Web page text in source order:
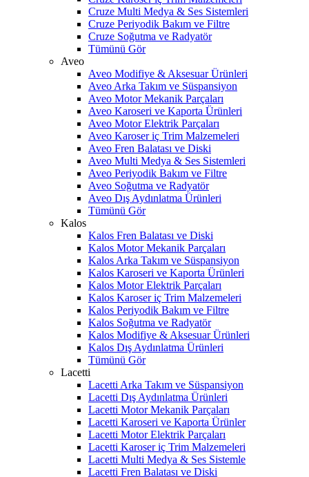
Cruze Multi Medya & Ses Sistemleri
Cruze Periyodik Bakım ve Filtre
Cruze Soğutma ve Radyatör
Tümünü Gör
Aveo
Aveo Modifiye & Aksesuar Ürünleri
Aveo Arka Takım ve Süspansiyon
Aveo Motor Mekanik Parçaları
Aveo Karoseri ve Kaporta Ürünleri
Aveo Motor Elektrik Parçaları
Aveo Karoser iç Trim Malzemeleri
Aveo Fren Balatası ve Diski
Aveo Multi Medya & Ses Sistemleri
Aveo Periyodik Bakım ve Filtre
Aveo Soğutma ve Radyatör
Aveo Dış Aydınlatma Ürünleri
Tümünü Gör
Kalos
Kalos Fren Balatası ve Diski
Kalos Motor Mekanik Parçaları
Kalos Arka Takım ve Süspansiyon
Kalos Karoseri ve Kaporta Ürünleri
Kalos Motor Elektrik Parçaları
Kalos Karoser iç Trim Malzemeleri
Kalos Periyodik Bakım ve Filtre
Kalos Soğutma ve Radyatör
Kalos Modifiye & Aksesuar Ürünleri
Kalos Dış Aydınlatma Ürünleri
Tümünü Gör
Lacetti
Lacetti Arka Takım ve Süspansiyon
Lacetti Dış Aydınlatma Ürünleri
Lacetti Motor Mekanik Parçaları
Lacetti Karoseri ve Kaporta Ürünler
Lacetti Motor Elektrik Parçaları
Lacetti Karoser iç Trim Malzemeleri
Lacetti Multi Medya & Ses Sistemle
Lacetti Fren Balatası ve Diski